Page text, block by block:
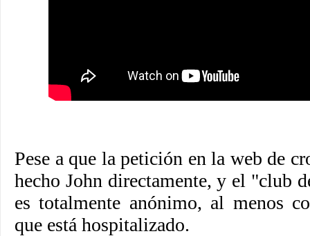
Pese a que la petición en la web de
hecho John directamente, y el "club
es totalmente anónimo, al menos
que está hospitalizado.